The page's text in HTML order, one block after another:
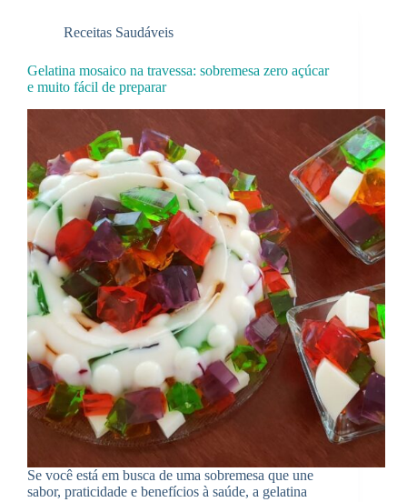
Receitas Saudáveis
Gelatina mosaico na travessa: sobremesa zero açúcar
e muito fácil de preparar
Se você está em busca de uma sobremesa que une
sabor, praticidade e benefícios à saúde, a gelatina